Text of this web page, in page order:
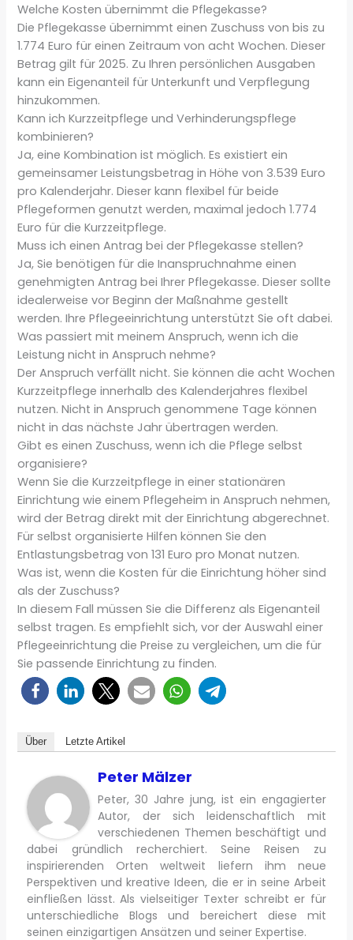
Welche Kosten übernimmt die Pflegekasse?
Die Pflegekasse übernimmt einen Zuschuss von bis zu
1.774 Euro für einen Zeitraum von acht Wochen. Dieser
Betrag gilt für 2025. Zu Ihren persönlichen Ausgaben
kann ein Eigenanteil für Unterkunft und Verpflegung
hinzukommen.
Kann ich Kurzzeitpflege und Verhinderungspflege
kombinieren?
Ja, eine Kombination ist möglich. Es existiert ein
gemeinsamer Leistungsbetrag in Höhe von 3.539 Euro
pro Kalenderjahr. Dieser kann flexibel für beide
Pflegeformen genutzt werden, maximal jedoch 1.774
Euro für die Kurzzeitpflege.
Muss ich einen Antrag bei der Pflegekasse stellen?
Ja, Sie benötigen für die Inanspruchnahme einen
genehmigten Antrag bei Ihrer Pflegekasse. Dieser sollte
idealerweise vor Beginn der Maßnahme gestellt
werden. Ihre Pflegeeinrichtung unterstützt Sie oft dabei.
Was passiert mit meinem Anspruch, wenn ich die
Leistung nicht in Anspruch nehme?
Der Anspruch verfällt nicht. Sie können die acht Wochen
Kurzzeitpflege innerhalb des Kalenderjahres flexibel
nutzen. Nicht in Anspruch genommene Tage können
nicht in das nächste Jahr übertragen werden.
Gibt es einen Zuschuss, wenn ich die Pflege selbst
organisiere?
Wenn Sie die Kurzzeitpflege in einer stationären
Einrichtung wie einem Pflegeheim in Anspruch nehmen,
wird der Betrag direkt mit der Einrichtung abgerechnet.
Für selbst organisierte Hilfen können Sie den
Entlastungsbetrag von 131 Euro pro Monat nutzen.
Was ist, wenn die Kosten für die Einrichtung höher sind
als der Zuschuss?
In diesem Fall müssen Sie die Differenz als Eigenanteil
selbst tragen. Es empfiehlt sich, vor der Auswahl einer
Pflegeeinrichtung die Preise zu vergleichen, um die für
Sie passende Einrichtung zu finden.
Über Letzte Artikel
Peter Mälzer
Peter, 30 Jahre jung, ist ein engagierter
Autor, der sich leidenschaftlich mit
verschiedenen Themen beschäftigt und
dabei gründlich recherchiert. Seine Reisen zu
inspirierenden Orten weltweit liefern ihm neue
Perspektiven und kreative Ideen, die er in seine Arbeit
einfließen lässt. Als vielseitiger Texter schreibt er für
unterschiedliche Blogs und bereichert diese mit
seinen einzigartigen Ansätzen und seiner Expertise.